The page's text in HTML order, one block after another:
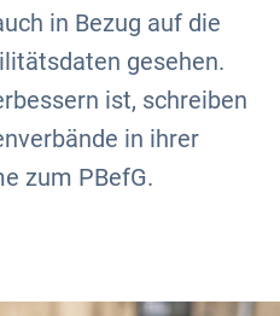
in Bezug auf die
gesehen.
ist, schreiben
in ihrer
zum PBefG.